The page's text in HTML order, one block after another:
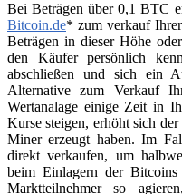
Bei Beträgen über 0,1 BTC
Bitcoin.de* zum verkauf
Beträgen in dieser Höhe
den Käufer persönlich
abschließen und sich ein
Alternative zum Verkauf
Wertanalage einige Zeit in
Kurse steigen, erhöht sich
Miner erzeugt haben. Im
direkt verkaufen, um
beim Einlagern der
Marktteilnehmer so